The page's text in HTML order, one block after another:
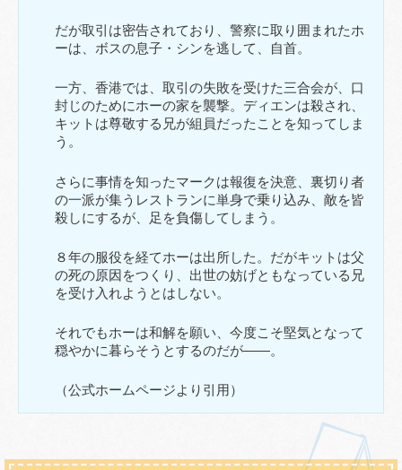
だが取引は密告されており、警察に取り囲まれたホ
ーは、ボスの息子・シンを逃して、自首。
一方、香港では、取引の失敗を受けた三合会が、口
封じのためにホーの家を襲撃。ディエンは殺され、
キットは尊敬する兄が組員だったことを知ってしま
う。
さらに事情を知ったマークは報復を決意、裏切り者
の一派が集うレストランに単身で乗り込み、敵を皆
殺しにするが、足を負傷してしまう。
８年の服役を経てホーは出所した。だがキットは父
の死の原因をつくり、出世の妨げともなっている兄
を受け入れようとはしない。
それでもホーは和解を願い、今度こそ堅気となって
穏やかに暮らそうとするのだが——。
（公式ホームページより引用）